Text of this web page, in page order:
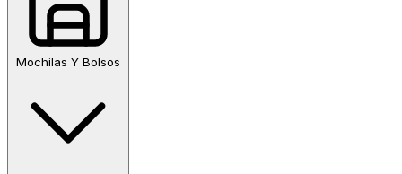
Mochilas Y Bolsos